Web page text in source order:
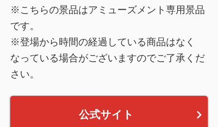
※こちらの景品はアミューズメント専用景品
です。
※登場から時間の経過している商品はなく
なっている場合がございますのでご了承くだ
さい。
公式サイト